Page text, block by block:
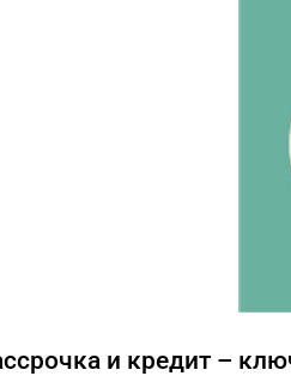
и кредит –